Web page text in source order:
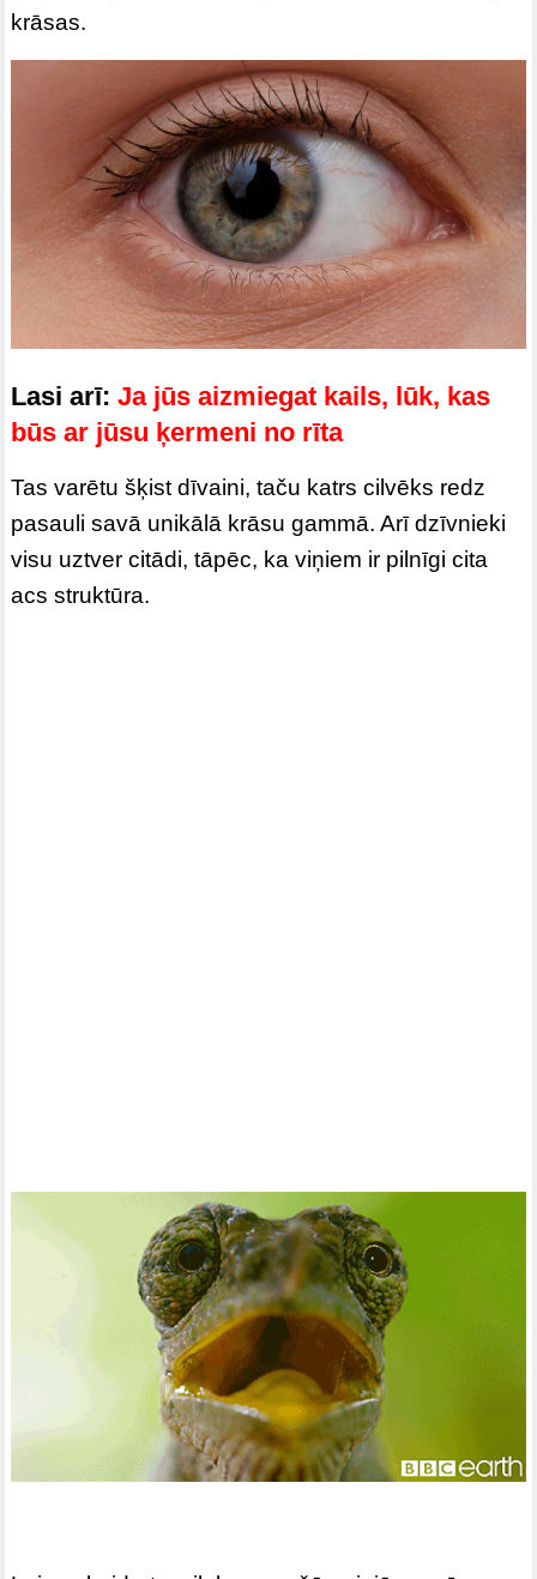
krāsas.
Lasi arī: Ja jūs aizmiegat kails, lūk, kas
būs ar jūsu ķermeni no rīta
Tas varētu šķist dīvaini, taču katrs cilvēks redz
pasauli savā unikālā krāsu gammā. Arī dzīvnieki
visu uztver citādi, tāpēc, ka viņiem ir pilnīgi cita
acs struktūra.